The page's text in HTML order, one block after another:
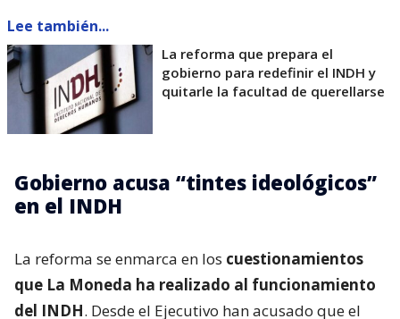
Lee también...
La reforma que prepara el
gobierno para redefinir el INDH y
quitarle la facultad de querellarse
Gobierno acusa “tintes ideológicos”
en el INDH
La reforma se enmarca en los cuestionamientos
que La Moneda ha realizado al funcionamiento
del INDH. Desde el Ejecutivo han acusado que el